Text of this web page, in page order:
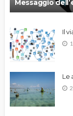
Messaggio
Il
Le